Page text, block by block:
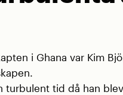
i Ghana var Kim
turbulent tid då han